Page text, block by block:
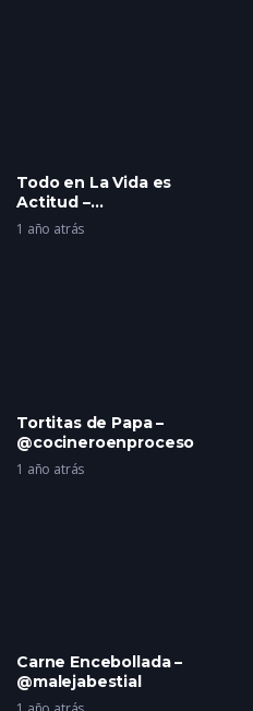
Todo en La Vida es
Actitud –
@neunhucothe75
1 año atrás
Tortitas de Papa –
@cocineroenproceso
1 año atrás
Carne Encebollada –
@malejabestial